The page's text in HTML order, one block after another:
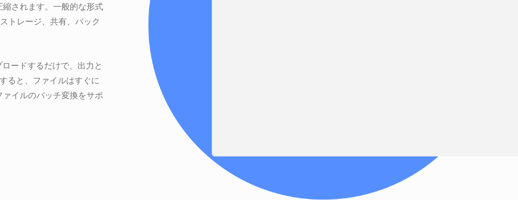
されます。一般的な形式
トレージ、共有、バック
ードするだけで、出力と
ると、ファイルはすぐに
イルのバッチ変換をサポ